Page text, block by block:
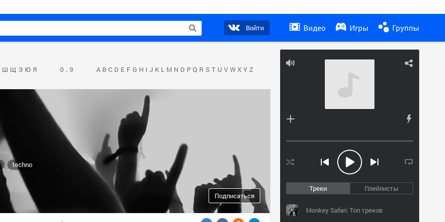
Войти Видео Игры Группы
Треки Плейлисты
Monkey Safari: Топ треков
Ш Щ Э Ю Я 0 .. 9 A B C D E F G H I J K L M N O P Q R S T U V W X Y Z
techno
Подписаться